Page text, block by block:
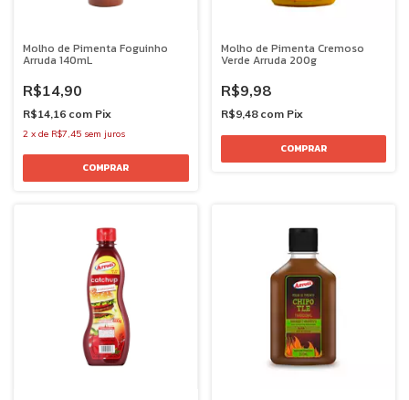
Molho de Pimenta Foguinho
Arruda 140mL
R$14,90
R$14,16 com Pix
2 x de R$7,45 sem juros
Molho de Pimenta Cremoso
Verde Arruda 200g
R$9,98
R$9,48 com Pix